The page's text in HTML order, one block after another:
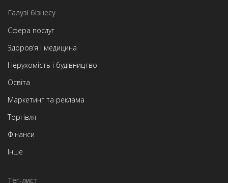
Галузі бізнесу
Сфера послуг
Здоров'я і медицина
Нерухомість і будівництво
Освіта
Маркетинг та реклама
Торгівля
Фінанси
Інше
Тег-лист